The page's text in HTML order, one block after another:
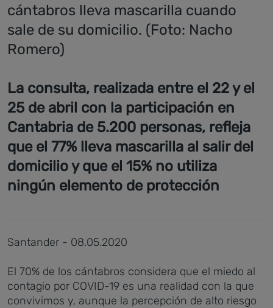
cántabros lleva mascarilla cuando
sale de su domicilio. (Foto: Nacho
Romero)
La consulta, realizada entre el 22 y el
25 de abril con la participación en
Cantabria de 5.200 personas, refleja
que el 77% lleva mascarilla al salir del
domicilio y que el 15% no utiliza
ningún elemento de protección
Santander - 08.05.2020
El 70% de los cántabros considera que el miedo al
contagio por COVID-19 es una realidad con la que
convivimos y, aunque la percepción de alto riesgo